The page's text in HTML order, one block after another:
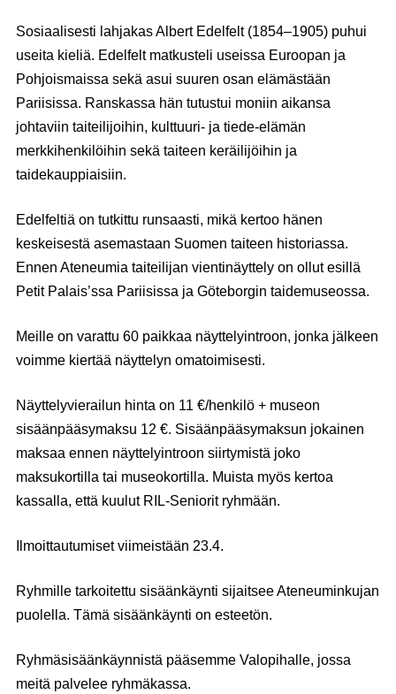
Sosiaalisesti lahjakas Albert Edelfelt (1854–1905) puhui
useita kieliä. Edelfelt matkusteli useissa Euroopan ja
Pohjoismaissa sekä asui suuren osan elämästään
Pariisissa. Ranskassa hän tutustui moniin aikansa
johtaviin taiteilijoihin, kulttuuri- ja tiede-elämän
merkkihenkilöihin sekä taiteen keräilijöihin ja
taidekauppiaisiin.
Edelfeltiä on tutkittu runsaasti, mikä kertoo hänen
keskeisestä asemastaan Suomen taiteen historiassa.
Ennen Ateneumia taiteilijan vientinäyttely on ollut esillä
Petit Palais’ssa Pariisissa ja Göteborgin taidemuseossa.
Meille on varattu 60 paikkaa näyttelyintroon, jonka jälkeen
voimme kiertää näyttelyn omatoimisesti.
Näyttelyvierailun hinta on 11 €/henkilö + museon
sisäänpääsymaksu 12 €. Sisäänpääsymaksun jokainen
maksaa ennen näyttelyintroon siirtymistä joko
maksukortilla tai museokortilla. Muista myös kertoa
kassalla, että kuulut RIL-Seniorit ryhmään.
Ilmoittautumiset viimeistään 23.4.
Ryhmille tarkoitettu sisäänkäynti sijaitsee Ateneuminkujan
puolella. Tämä sisäänkäynti on esteetön.
Ryhmäsisäänkäynnistä pääsemme Valopihalle, jossa
meitä palvelee ryhmäkassa.